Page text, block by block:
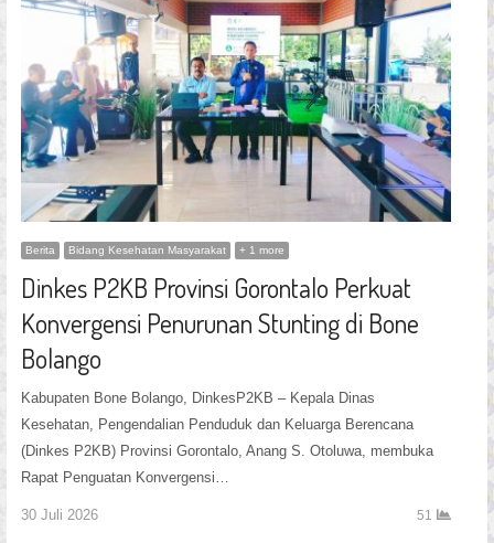
Berita Bidang Kesehatan Masyarakat + 1 more
Dinkes P2KB Provinsi Gorontalo Perkuat
Konvergensi Penurunan Stunting di Bone
Bolango
Kabupaten Bone Bolango, DinkesP2KB – Kepala Dinas
Kesehatan, Pengendalian Penduduk dan Keluarga Berencana
(Dinkes P2KB) Provinsi Gorontalo, Anang S. Otoluwa, membuka
Rapat Penguatan Konvergensi…
30 Juli 2026 51